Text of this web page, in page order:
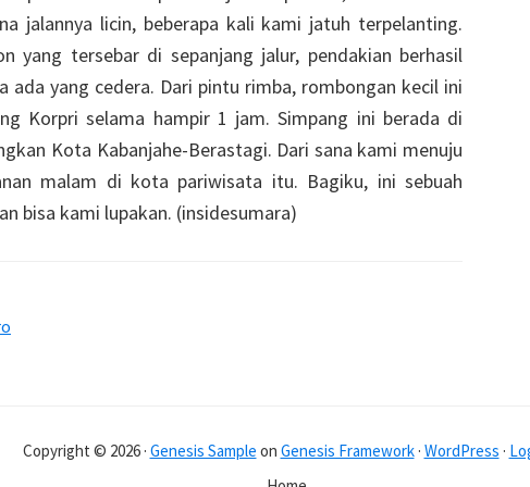
jalannya licin, beberapa kali kami jatuh terpelanting.
yang tersebar di sepanjang jalur, pendakian berhasil
ada yang cedera. Dari pintu rimba, rombongan kecil ini
Korpri selama hampir 1 jam. Simpang ini berada di
Kota Kabanjahe-Berastagi. Dari sana kami menuju
malam di kota pariwisata itu. Bagiku, ini sebuah
bisa kami lupakan. (insidesumara)
Copyright © 2026 · Genesis Sample on Genesis Framework· WordPress ·